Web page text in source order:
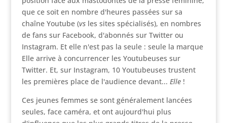
que ce soit en nombre d'heures passées sur sa
chaîne Youtube (vsles sites spécialisés), en nombres
de fans sur Facebook, d'abonnés sur Twitter ou
Instagram. Et elle n'est pas la seule : seule la marque
Elle arrive à concurrencer les Youtubeuses sur
Twitter. Et, sur Instagram, 10 Youtubeuses trustent
les premières place de l'audience devant... Elle!
Ces jeunes femmes se sont généralement lancées
seules, face caméra, et ont aujourd'hui plus